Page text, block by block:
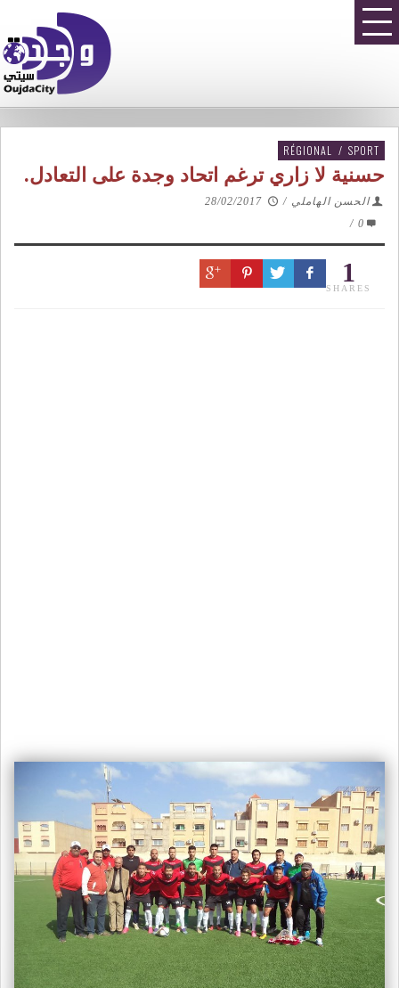
RÉGIONAL / SPORT
حسنية لا زاري ترغم اتحاد وجدة على التعادل.
الحسن الهاملي /
28/02/2017
0
/
1
SHARES